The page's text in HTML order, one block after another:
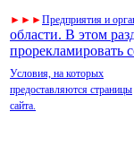
► ► ►Предприятия и
области. В этом
прорекламировать
Условия, на которых
предоставляются страницы
сайта.